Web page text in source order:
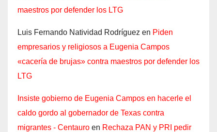
maestros por defender los LTG
Luis Fernando Natividad Rodríguez en Piden
empresarios y religiosos a Eugenia Campos
«cacería de brujas» contra maestros por defender los
LTG
Insiste gobierno de Eugenia Campos en hacerle el
caldo gordo al gobernador de Texas contra
migrantes - Centauro en Rechaza PAN y PRI pedir